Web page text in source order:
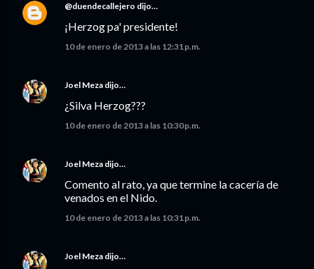
@duendecallejero dijo…
¡Herzog pa' presidente!
10 de enero de 2013 a las 12:31 p.m.
Joel Meza dijo…
¿Silva Herzog???
10 de enero de 2013 a las 10:30 p.m.
Joel Meza dijo…
Comento al rato, ya que termine la cacería de
venados en el Nido.
10 de enero de 2013 a las 10:31 p.m.
Joel Meza dijo…